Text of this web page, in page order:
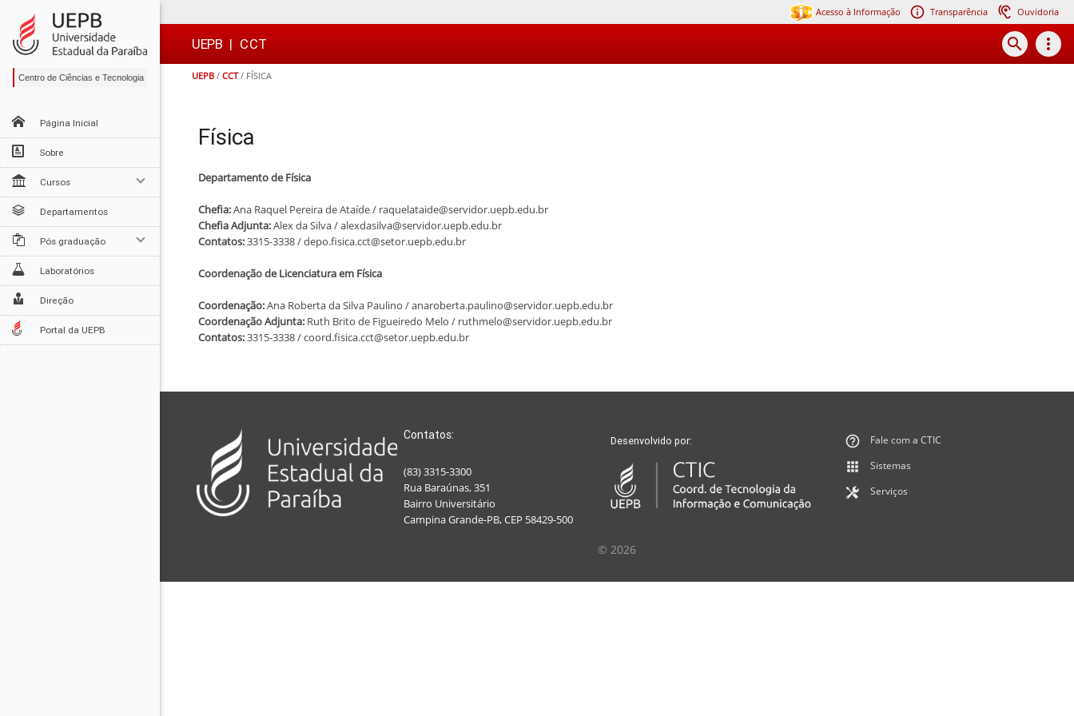
para
conteúdo
para
menu
para
busca
para
rodapé

Acesso à Informação Transparência Ouvidoria
UEPB | CCT search more_vert
UEPB / CCT/ FÍSICA
Centro de Ciências e Tecnologia
Página Inicial
Sobre
Cursos
Departamentos
Pós graduação
Laboratórios
Direção
Portal da UEPB
Física
Departamento de Física
Chefia:Ana Raquel Pereira de Ataíde / raquelataide@servidor.uepb.edu.br
Chefia Adjunta:Alex da Silva / alexdasilva@servidor.uepb.edu.br
Contatos:3315-3338 / depo.fisica.cct@setor.uepb.edu.br
Coordenação de Licenciatura em Física
Coordenação:Ana Roberta da Silva Paulino / anaroberta.paulino@servidor.uepb.edu.br
Coordenação Adjunta: Ruth Brito de Figueiredo Melo / ruthmelo@servidor.uepb.edu.br
Contatos:3315-3338 / coord.fisica.cct@setor.uepb.edu.br
Contatos:
(83) 3315-3300
Rua Baraúnas, 351
Bairro Universitário
Campina Grande-PB, CEP 58429-500
Desenvolvido por:
Fale com a CTIC
Sistemas
Serviços
© 2026